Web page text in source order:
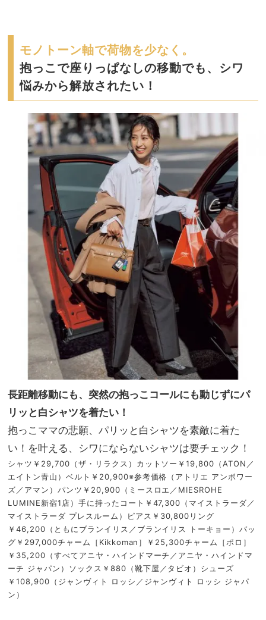
モノトーン軸で荷物を少なく。
抱っこで座りっぱなしの移動でも、シワ
悩みから解放されたい！
長距離移動にも、突然の抱っこコールにも動じずにパ
リッと白シャツを着たい！
抱っこママの悲願、パリッと白シャツを素敵に着た
い！を叶える、シワにならないシャツは要チェック！
シャツ￥29,700（ザ・リラクス）カットソー￥19,800（ATON／
エイトン青山）ベルト￥20,900※参考価格（アトリエ アンボワー
ズ／アマン）パンツ￥20,900（ミースロエ／MIESROHE
LUMINE新宿1店）手に持ったコート￥47,300（マイストラーダ／
マイストラーダ プレスルーム）ピアス￥30,800リング
￥46,200（ともにブランイリス／ブランイリス トーキョー）バッ
グ￥297,000チャーム［Kikkoman］￥25,300チャーム［ポロ］
￥35,200（すべてアニヤ・ハインドマーチ／アニヤ・ハインドマ
ーチ ジャパン）ソックス￥880（靴下屋／タビオ）シューズ
￥108,900（ジャンヴィト ロッシ／ジャンヴィト ロッシ ジャパ
ン）